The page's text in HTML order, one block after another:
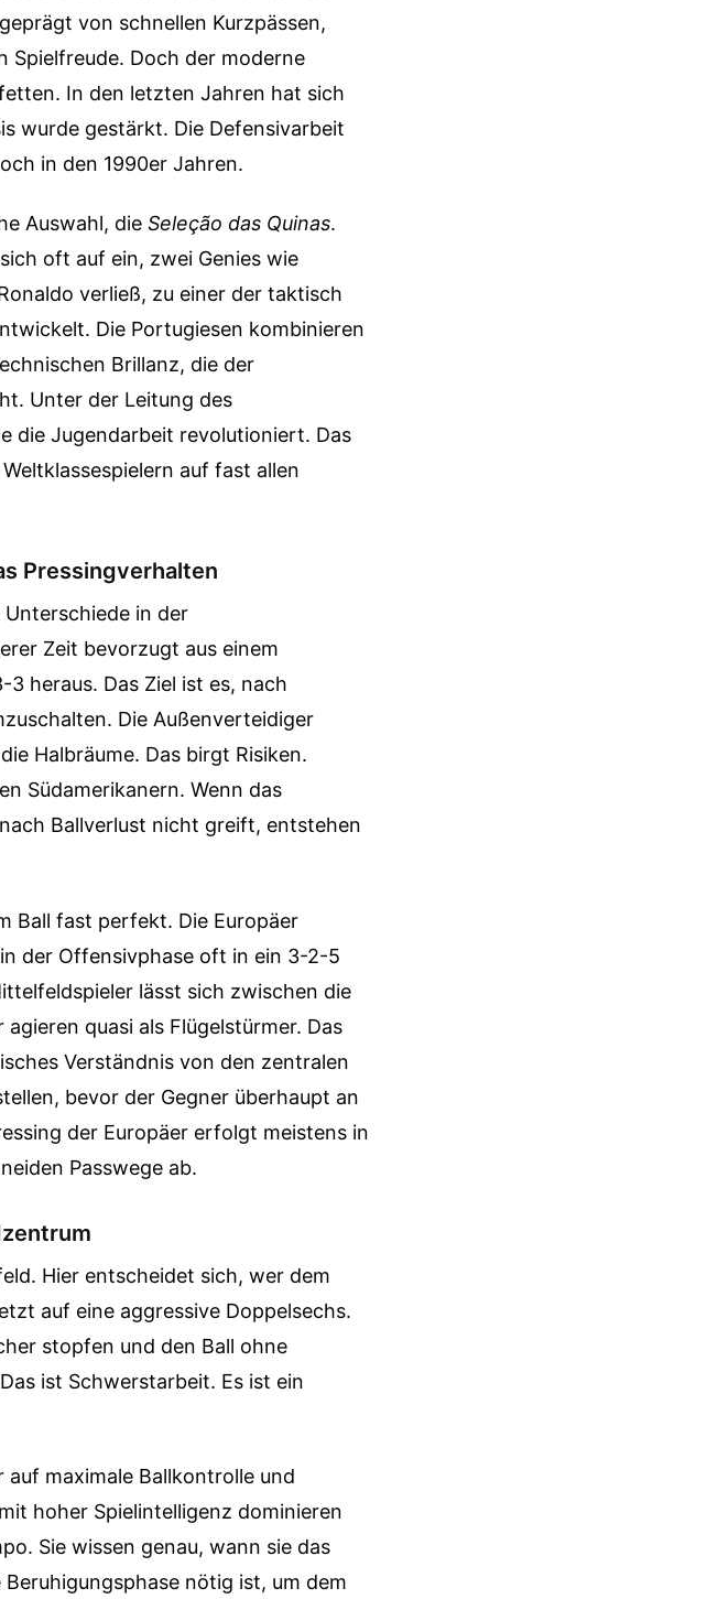
von schnellen Kurzpässen,
Spielfreude. Doch der moderne
In den letzten Jahren hat sich
wurde gestärkt. Die Defensivarbeit
in den 1990er Jahren.
Auswahl, die Seleção das Quinas.
oft auf ein, zwei Genies wie
verließ, zu einer der taktisch
Die Portugiesen kombinieren
Brillanz, die der
Unter der Leitung des
die Jugendarbeit revolutioniert. Das
auf fast allen
Pressingverhalten
in der
Zeit bevorzugt aus einem
heraus. Das Ziel ist es, nach
Die Außenverteidiger
Halbräume. Das birgt Risiken.
Südamerikanern. Wenn das
Ballverlust nicht greift, entstehen
Ball fast perfekt. Die Europäer
der Offensivphase oft in ein 3-2-5
lässt sich zwischen die
quasi als Flügelstürmer. Das
Verständnis von den zentralen
bevor der Gegner überhaupt an
der Europäer erfolgt meistens in
Passwege ab.
Hier entscheidet sich, wer dem
auf eine aggressive Doppelsechs.
stopfen und den Ball ohne
ist Schwerstarbeit. Es ist ein
maximale Ballkontrolle und
hoher Spielintelligenz dominieren
Sie wissen genau, wann sie das
nötig ist, um dem